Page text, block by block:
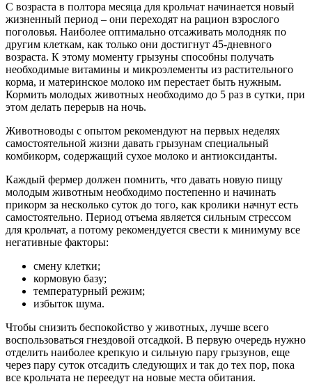
С возраста в полтора месяца для крольчат начинается новый
жизненный период – они переходят на рацион взрослого
поголовья. Наиболее оптимально отсаживать молодняк по
другим клеткам, как только они достигнут 45-дневного
возраста. К этому моменту грызуны способны получать
необходимые витамины и микроэлементы из растительного
корма, и материнское молоко им перестает быть нужным.
Кормить молодых животных необходимо до 5 раз в сутки, при
этом делать перерыв на ночь.
Животноводы с опытом рекомендуют на первых неделях
самостоятельной жизни давать грызунам специальный
комбикорм, содержащий сухое молоко и антиоксиданты.
Каждый фермер должен помнить, что давать новую пищу
молодым животным необходимо постепенно и начинать
прикорм за несколько суток до того, как кролики начнут есть
самостоятельно. Период отъема является сильным стрессом
для крольчат, а потому рекомендуется свести к минимуму все
негативные факторы:
смену клетки;
кормовую базу;
температурный режим;
избыток шума.
Чтобы снизить беспокойство у животных, лучше всего
воспользоваться гнездовой отсадкой. В первую очередь нужно
отделить наиболее крепкую и сильную пару грызунов, еще
через пару суток отсадить следующих и так до тех пор, пока
все крольчата не переедут на новые места обитания.